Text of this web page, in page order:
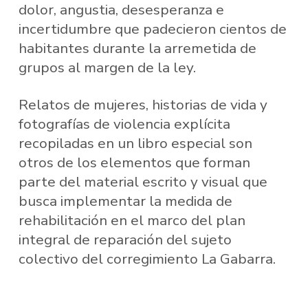
dolor, angustia, desesperanza e
incertidumbre que padecieron cientos de
habitantes durante la arremetida de
grupos al margen de la ley.
Relatos de mujeres, historias de vida y
fotografías de violencia explícita
recopiladas en un libro especial son
otros de los elementos que forman
parte del material escrito y visual que
busca implementar la medida de
rehabilitación en el marco del plan
integral de reparación del sujeto
colectivo del corregimiento La Gabarra.